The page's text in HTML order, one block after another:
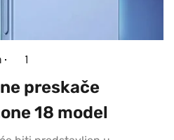
1
preskače
18 model